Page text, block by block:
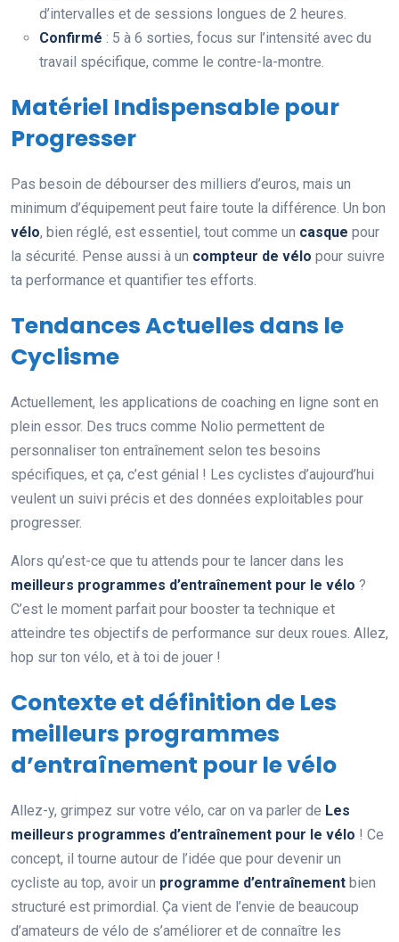
d’intervalles et de sessions longues de 2 heures.
Confirmé : 5 à 6 sorties, focus sur l’intensité avec du
travail spécifique, comme le contre-la-montre.
Matériel Indispensable pour
Progresser
Pas besoin de débourser des milliers d’euros, mais un
minimum d’équipement peut faire toute la différence. Un bon
vélo, bien réglé, est essentiel, tout comme un casque pour
la sécurité. Pense aussi à un compteur de vélo pour suivre
ta performance et quantifier tes efforts.
Tendances Actuelles dans le
Cyclisme
Actuellement, les applications de coaching en ligne sont en
plein essor. Des trucs comme Nolio permettent de
personnaliser ton entraînement selon tes besoins
spécifiques, et ça, c’est génial ! Les cyclistes d’aujourd’hui
veulent un suivi précis et des données exploitables pour
progresser.
Alors qu’est-ce que tu attends pour te lancer dans les
meilleurs programmes d’entraînement pour le vélo ?
C’est le moment parfait pour booster ta technique et
atteindre tes objectifs de performance sur deux roues. Allez,
hop sur ton vélo, et à toi de jouer !
Contexte et définition de Les
meilleurs programmes
d’entraînement pour le vélo
Allez-y, grimpez sur votre vélo, car on va parler de Les
meilleurs programmes d’entraînement pour le vélo ! Ce
concept, il tourne autour de l’idée que pour devenir un
cycliste au top, avoir un programme d’entraînement bien
structuré est primordial. Ça vient de l’envie de beaucoup
d’amateurs de vélo de s’améliorer et de connaître les